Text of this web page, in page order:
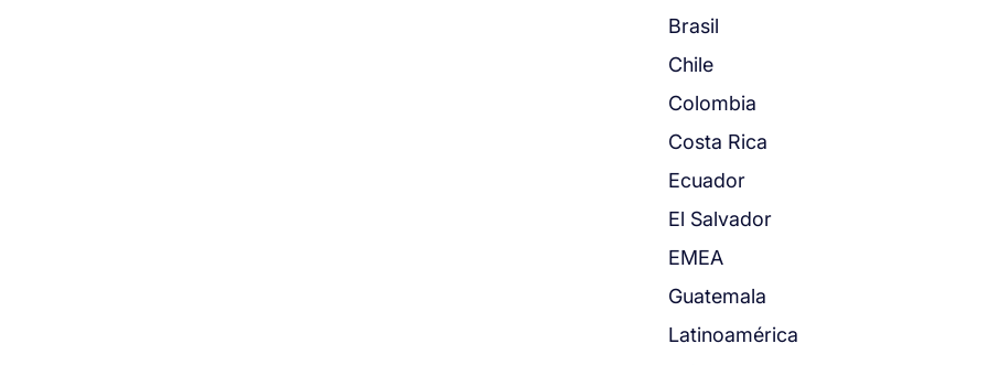
Brasil
Chile
Colombia
Costa Rica
Ecuador
El Salvador
EMEA
Guatemala
Latinoamérica